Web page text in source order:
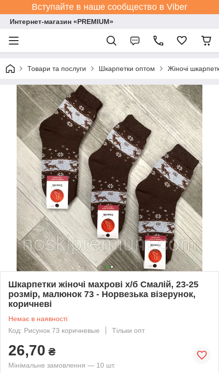
Вступайте в наше сообщество в Viber
Интернет-магазин «PREMIUM»
Товари та послуги Шкарпетки оптом Жіночі
Шкарпетки жіночі махрові х/б Смалій, 23-25
розмір, малюнок 73 - Норвезька візерунок,
коричневі
Немає в наявності
Код: Рисунок 73 коричневые
Тільки опт
26,70 ₴
Мінімальне замовлення — 10 шт.